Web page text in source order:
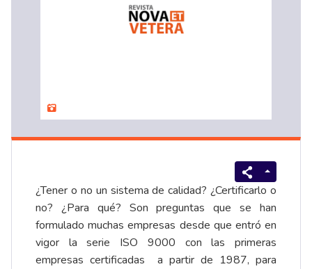
¿Tener o no un sistema de calidad? ¿Certificarlo o
no? ¿Para qué? Son preguntas que se han
formulado muchas empresas desde que entró en
vigor la serie ISO 9000 con las primeras
empresas certificadas a partir de 1987, para